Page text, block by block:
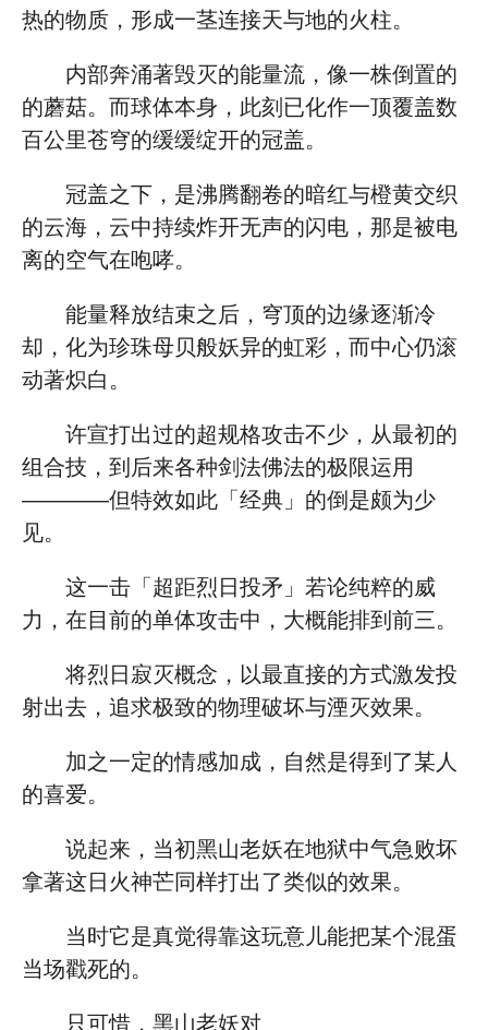
热的物质，形成一茎连接天与地的火柱。
内部奔涌著毁灭的能量流，像一株倒置的
的蘑菇。而球体本身，此刻已化作一顶覆盖数
百公里苍穹的缓缓绽开的冠盖。
冠盖之下，是沸腾翻卷的暗红与橙黄交织
的云海，云中持续炸开无声的闪电，那是被电
离的空气在咆哮。
能量释放结束之后，穹顶的边缘逐渐冷
却，化为珍珠母贝般妖异的虹彩，而中心仍滚
动著炽白。
许宣打出过的超规格攻击不少，从最初的
组合技，到后来各种剑法佛法的极限运用
————但特效如此「经典」的倒是颇为少
见。
这一击「超距烈日投矛」若论纯粹的威
力，在目前的单体攻击中，大概能排到前三。
将烈日寂灭概念，以最直接的方式激发投
射出去，追求极致的物理破坏与湮灭效果。
加之一定的情感加成，自然是得到了某人
的喜爱。
说起来，当初黑山老妖在地狱中气急败坏
拿著这日火神芒同样打出了类似的效果。
当时它是真觉得靠这玩意儿能把某个混蛋
当场戳死的。
只可惜，黑山老妖对